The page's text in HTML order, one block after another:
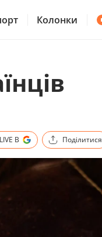
Колонки
В Поділитися